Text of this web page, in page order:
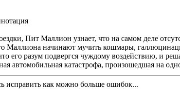
Пит Маллион узнает, что на самом деле
Маллиона начинают мучить кошмары,
его разум подвергся чуждому воздействию, и
автомобильная катастрофа, произошедшая на
исправить как можно больше ошибок...